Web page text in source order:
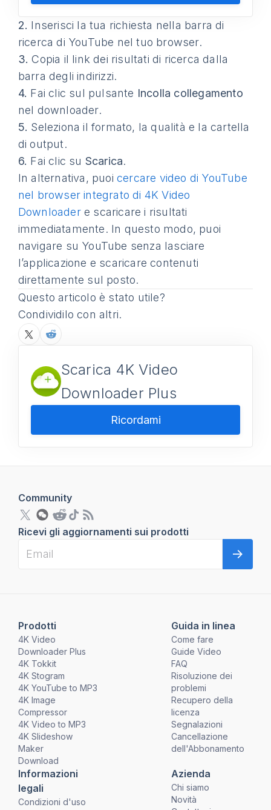
2. Inserisci la tua richiesta nella barra di
ricerca di YouTube nel tuo browser.
3. Copia il link dei risultati di ricerca dalla
barra degli indirizzi.
4. Fai clic sul pulsante Incolla collegamento
nel downloader.
5. Seleziona il formato, la qualità e la cartella
di output.
6. Fai clic su Scarica.
In alternativa, puoicercare video di YouTube
nel browser integrato di 4K Video
Downloadere scaricare i risultati
immediatamente. In questo modo, puoi
navigare su YouTube senza lasciare
l’applicazione e scaricare contenuti
direttamente sul posto.
Questo articolo è stato utile?
Condividilo con altri.
Scarica 4K Video
Downloader Plus
Ricordami
Prodotti
4K Video
Downloader Plus
4K Tokkit
4K Stogram
4K YouTube to MP3
4K Image
Compressor
4K Video to MP3
4K Slideshow
Maker
Download
Guida in linea
Come fare
Guide Video
FAQ
Risoluzione dei
problemi
Recupero della
licenza
Segnalazioni
Cancellazione
dell'Abbonamento
Informazioni
legali
Condizioni d'uso
Azienda
Chi siamo
Novità
Community
Ricevi gli aggiornamenti sui prodotti